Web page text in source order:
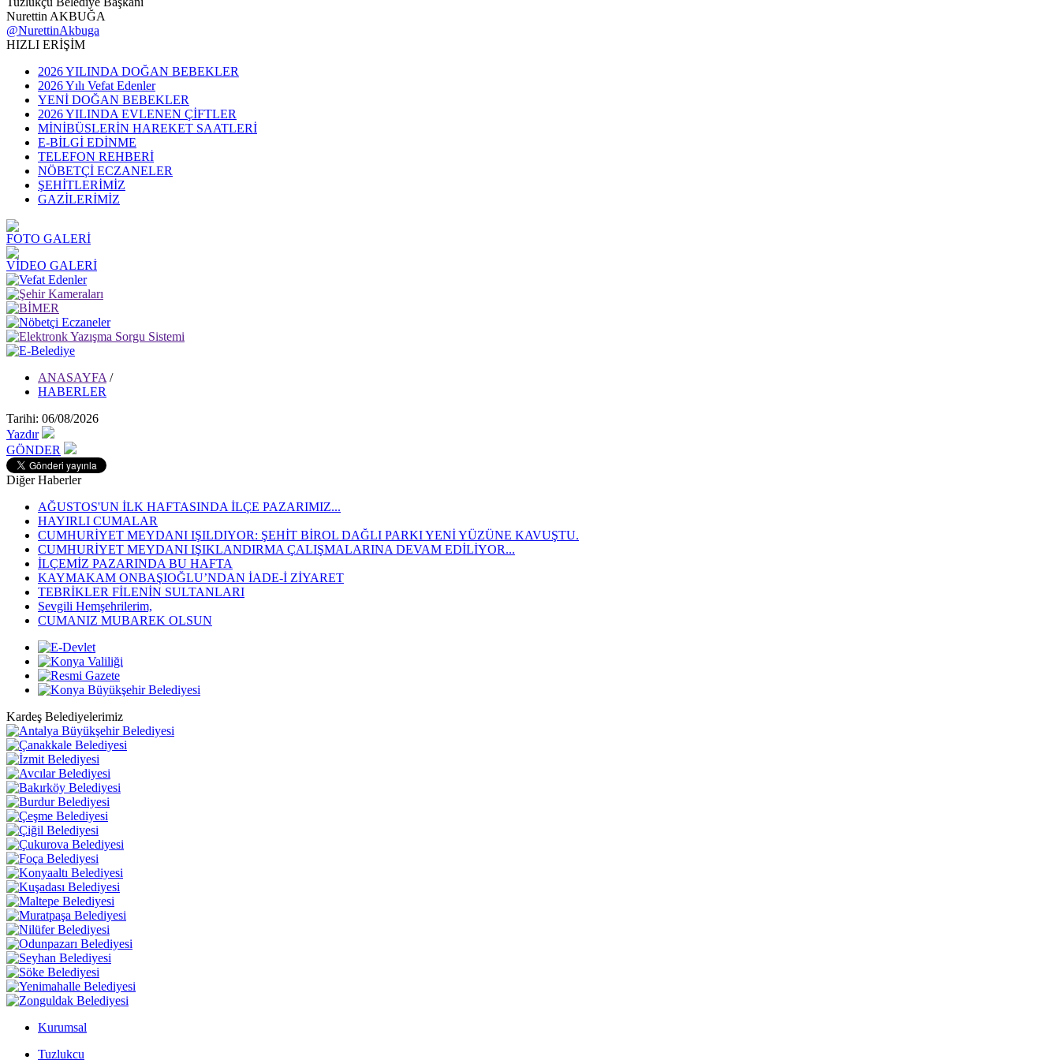
Nurettin AKBUĞA
@NurettinAkbuga
HIZLI ERİŞİM
2026 YILINDA DOĞAN BEBEKLER
2026 Yılı Vefat Edenler
YENİ DOĞAN BEBEKLER
2026 YILINDA EVLENEN ÇİFTLER
MİNİBÜSLERİN HAREKET SAATLERİ
E-BİLGİ EDİNME
TELEFON REHBERİ
NÖBETÇİ ECZANELER
ŞEHİTLERİMİZ
GAZİLERİMİZ
FOTO GALERİ
VİDEO GALERİ
ANASAYFA /
HABERLER
Tarihi: 06/08/2026
Yazdır
GÖNDER
Diğer Haberler
AĞUSTOS'UN İLK HAFTASINDA İLÇE PAZARIMIZ...
HAYIRLI CUMALAR
CUMHURİYET MEYDANI IŞILDIYOR: ŞEHİT BİROL DAĞLI PARKI YENİ YÜZÜNE KAVUŞTU.
CUMHURİYET MEYDANI IŞIKLANDIRMA ÇALIŞMALARINA DEVAM EDİLİYOR...
İLÇEMİZ PAZARINDA BU HAFTA
KAYMAKAM ONBAŞIOĞLU’NDAN İADE-İ ZİYARET
TEBRİKLER FİLENİN SULTANLARI
Sevgili Hemşehrilerim,
CUMANIZ MUBAREK OLSUN
Kardeş Belediyelerimiz
Kurumsal
Tuzlukcu